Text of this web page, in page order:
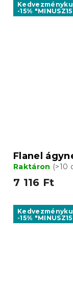
-15%
Flanel
Raktáron (>10
7 116 Ft
-15%